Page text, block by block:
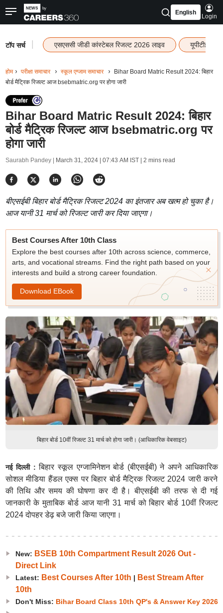
English
Login
टॉप सर्च एसएससी जीडी कांस्टेबल रिजल्ट 2026 लाइव यूपीटीईटी
होम परीक्षा समाचार स्कूल एग्जाम समाचार
Bihar Board Matric Result 2024: बिहार
बोर्ड मैट्रिक रिजल्ट आज bsebmatric.org पर होगा जारी
Bihar Board Matric Result 2024: बिहार
बोर्ड मैट्रिक रिजल्ट आज bsebmatric.org पर
होगा जारी
Saurabh Pandey | March 31, 2024 | 07:43 AM IST| 2 mins read
बीएसईबी बिहार बोर्ड मैट्रिक रिजल्ट 2024 का इंतजार अब खत्म हो चुका है।
आज यानी 31 मार्च को रिजल्ट जारी कर दिया जाएगा।
Best Courses After 10th Class
Explore the best courses after 10th across science, commerce,
arts, and vocational streams. Find the right path based on your
interests and build a strong career foundation.
Download EBook
बिहार बोर्ड 10वीं रिजल्ट 31 मार्च को होगा जारी। (आधिकारिक वेबसाइट)
नई दिल्ली :बिहार स्कूल एग्जामिनेशन बोर्ड (बीएसईबी) ने अपने आधिकारिक
सोशल मीडिया हैंडल एक्स पर बिहार बोर्ड मैट्रिक रिजल्ट 2024 जारी करने
की तिथि और समय की घोषणा कर दी है। बीएसईबी की तरफ से दी गई
जानकारी के मुताबिक बोर्ड आज यानी 31 मार्च को बिहार बोर्ड 10वीं रिजल्ट
2024 दोपहर डेढ़ बजे जारी किया जाएगा।
New: BSEB 10th Compartment Result 2026 Out -
Direct Link
Latest: Best Courses After 10th | Best Stream After
10th
Don't Miss: Bihar Board Class 10th QP's & Answer Key 2026